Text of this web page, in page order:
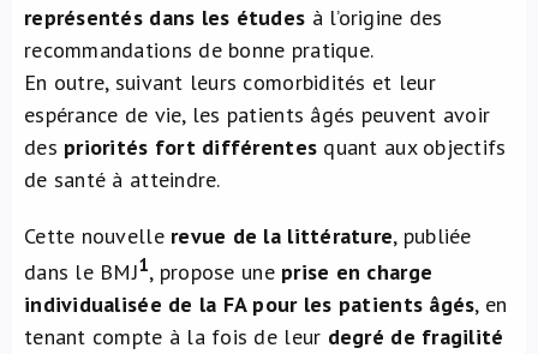
représentés dans les études à l’origine des
recommandations de bonne pratique.
En outre, suivant leurs comorbidités et leur
espérance de vie, les patients âgés peuvent avoir
des priorités fort différentes quant aux objectifs
de santé à atteindre.
Cette nouvelle revue de la littérature, publiée
dans le BMJ1, propose une prise en charge
individualisée de la FA pour les patients âgés, en
tenant compte à la fois de leur degré de fragilité